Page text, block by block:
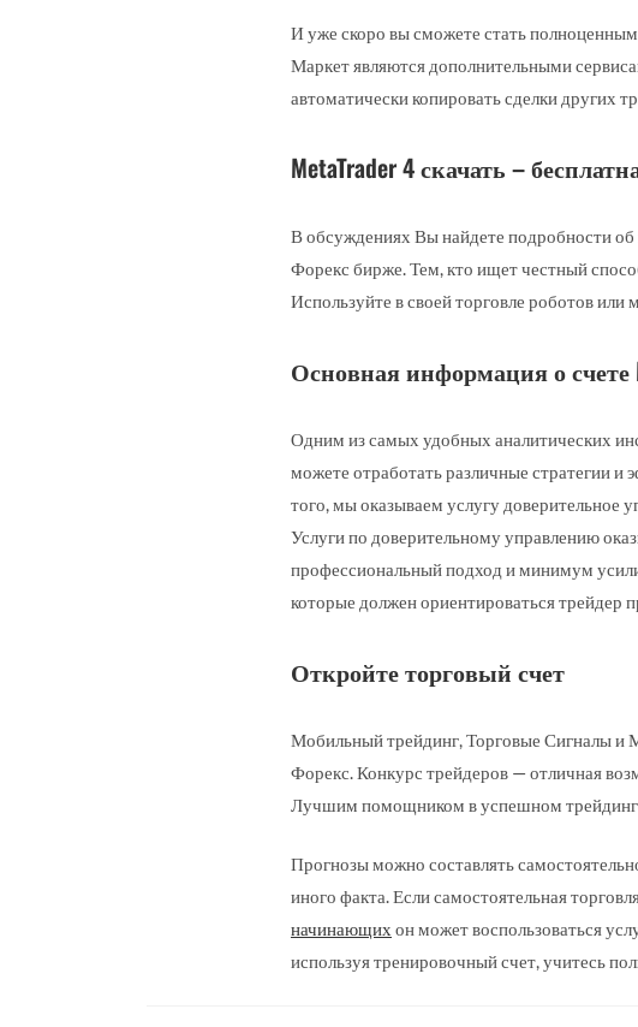
И уже скоро вы сможете стать
Маркет являются дополнительными
автоматически копировать сделки других
MetaTrader 4 скачать –
В обсуждениях Вы найдете подробности
Форекс бирже. Тем, кто ищет честный
Используйте в своей торговле роботов или
Основная информация о счете
Одним из самых удобных аналитических
можете отработать различные стратегии
того, мы оказываем услугу доверительное
Услуги по доверительному управлению
профессиональный подход и минимум
которые должен ориентироваться трейдер
Откройте торговый счет
Мобильный трейдинг, Торговые Сигналы и
Форекс. Конкурс трейдеров — отличная
Лучшим помощником в успешном
Прогнозы можно составлять
иного факта. Если самостоятельная
начинающих он может воспользоваться
используя тренировочный счет, учитесь